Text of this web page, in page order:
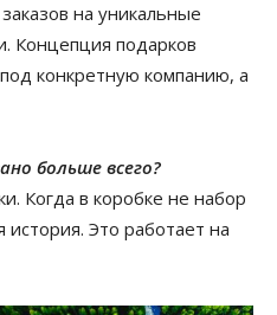
на уникальные
Концепция подарков
конкретную компанию, а
больше всего?
Когда в коробке не набор
история. Это работает на